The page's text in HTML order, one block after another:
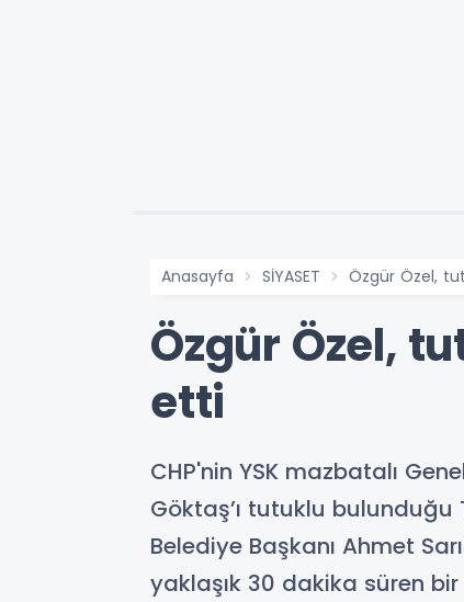
Anasayfa SİYASET Özgür Özel,
Özgür Özel,
etti
CHP'nin YSK mazbatalı
Göktaş’ı tutuklu
Belediye Başkanı Ahmet
yaklaşık 30 dakika süren